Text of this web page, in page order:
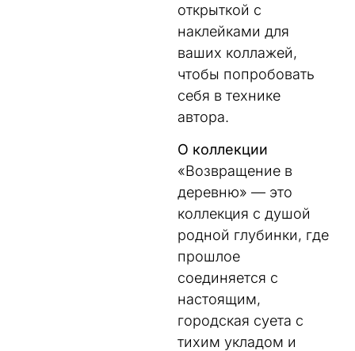
открыткой с
наклейками для
ваших коллажей,
чтобы попробовать
себя в технике
автора.
О коллекции
«Возвращение в
деревню» — это
коллекция с душой
родной глубинки, где
прошлое
соединяется с
настоящим,
городская суета с
тихим укладом и